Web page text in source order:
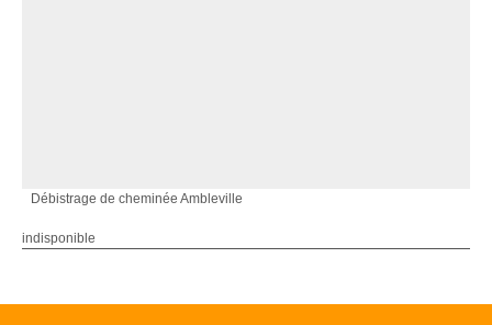
Débistrage de cheminée Ambleville
indisponible